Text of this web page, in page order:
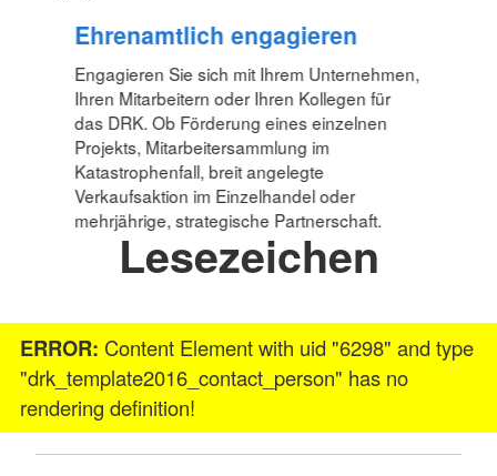
Ehrenamtlich engagieren
Engagieren Sie sich mit Ihrem Unternehmen,
Ihren Mitarbeitern oder Ihren Kollegen für
das DRK. Ob Förderung eines einzelnen
Projekts, Mitarbeitersammlung im
Katastrophenfall, breit angelegte
Verkaufsaktion im Einzelhandel oder
mehrjährige, strategische Partnerschaft.
Lesezeichen
ERROR: Content Element with uid "6298" and type
"drk_template2016_contact_person" has no
rendering definition!